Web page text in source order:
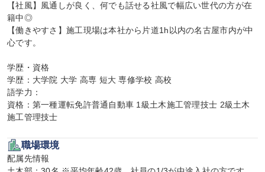
【社風】風通しが良く、何でも話せる社風で幅広い世代の方が在
籍中◎
【働きやすさ】施工現場は本社から片道1h以内の名古屋市内が中
心です。
学歴・資格
学歴：大学院 大学 高専 短大 専修学校 高校
語学力：
資格：第一種運転免許普通自動車 1級土木施工管理技士 2級土木
施工管理技士
職場環境
配属先情報